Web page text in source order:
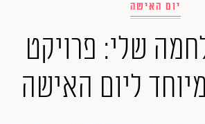
אופנה
ביוטי
יום האישה
שלי: פרויקט
ליום האישה